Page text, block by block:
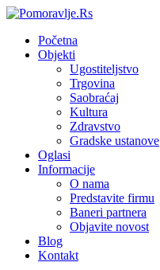
Početna
Objekti
Ugostiteljstvo
Trgovina
Saobraćaj
Kultura
Zdravstvo
Gradske ustanove
Oglasi
Informacije
O nama
Predstavite firmu
Baneri partnera
Objavite novost
Blog
Kontakt